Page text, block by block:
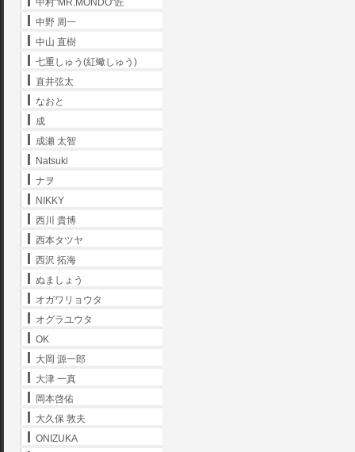
中村"MR.MONDO"匠
中野 周一
中山 直樹
七重しゅう(紅蠍しゅう)
直井弦太
なおと
成
成瀬 太智
Natsuki
ナヲ
NIKKY
西川 貴博
西本タツヤ
西沢 拓海
ぬましょう
オガワリョウタ
オグラユウタ
OK
大岡 源一郎
大津 一真
岡本啓佑
大久保 敦夫
ONIZUKA